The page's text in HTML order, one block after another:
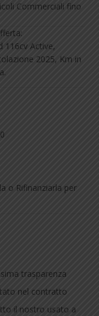
Commerciali fino
116cv Active,
2025, Km in
o Rifinanziarla per
trasparenza
nel contratto
il nostro usato a